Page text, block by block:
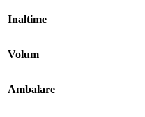
Inaltime
Volum
Ambalare